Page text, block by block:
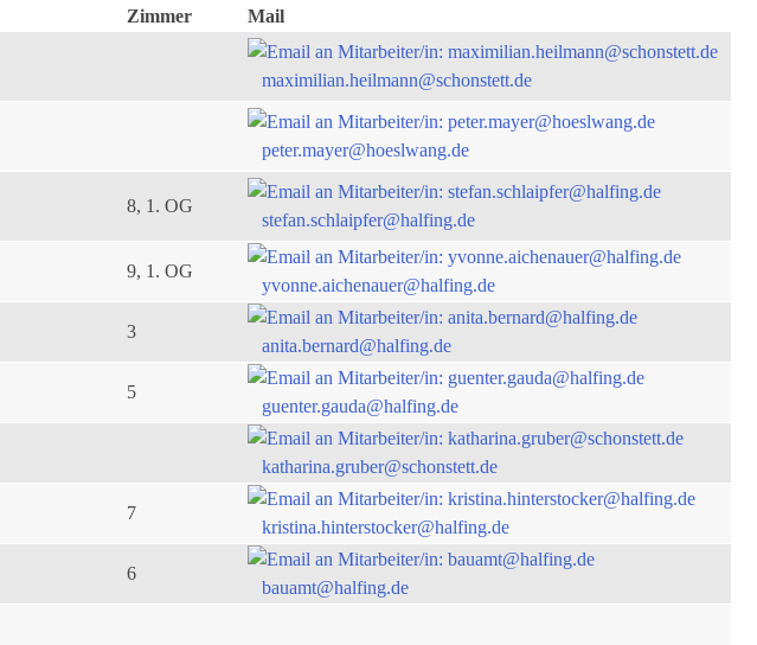
Zimmer
Mail
maximilian.heilmann@schonstett.de
peter.mayer@hoeslwang.de
8, 1. OG
stefan.schlaipfer@halfing.de
9, 1. OG
yvonne.aichenauer@halfing.de
3
anita.bernard@halfing.de
5
guenter.gauda@halfing.de
katharina.gruber@schonstett.de
7
kristina.hinterstocker@halfing.de
6
bauamt@halfing.de